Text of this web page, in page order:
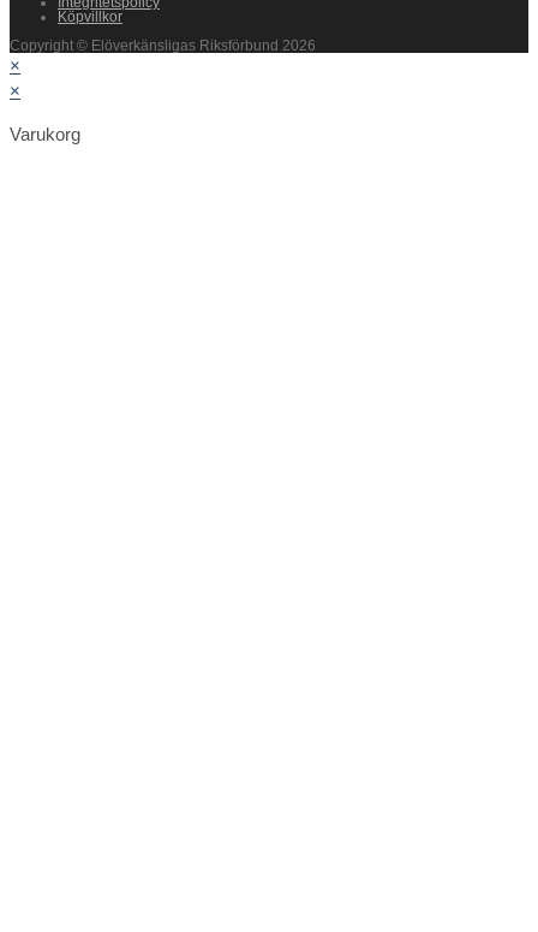
Köpvillkor
Copyright © Elöverkänsligas Riksförbund 2026
×
×
Varukorg